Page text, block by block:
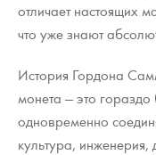
отличает настоящих
что уже знают
История Гордона
монета — это
одновременно
культура,